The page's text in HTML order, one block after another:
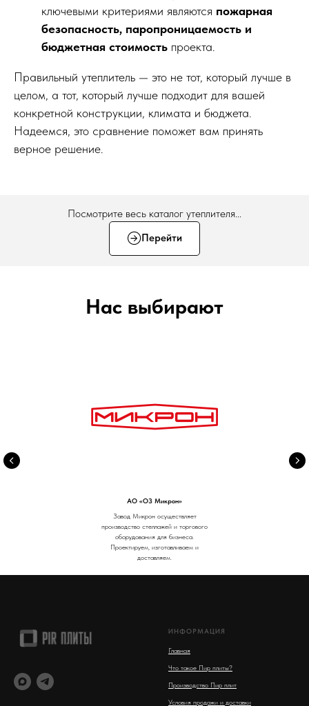
ключевыми критериями являются пожарная
безопасность, паропроницаемость и
бюджетная стоимость проекта.
Правильный утеплитель — это не тот, который лучше в
целом, а тот, который лучше подходит для вашей
конкретной конструкции, климата и бюджета.
Надеемся, это сравнение поможет вам принять
верное решение.
Посмотрите весь каталог утеплителя...
Перейти
Нас выбирают
АО «ОЗ Микрон»
Завод Микрон осуществляет
производство стеллажей и торгового
оборудования для бизнеса.
Проектируем, изготавливаем и
доставляем.
ИНФОРМАЦИЯ
Главная
Что такое Пир плиты?
Производство Пир плит
Условия продажи и доставки